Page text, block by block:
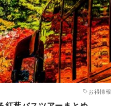
お得情報